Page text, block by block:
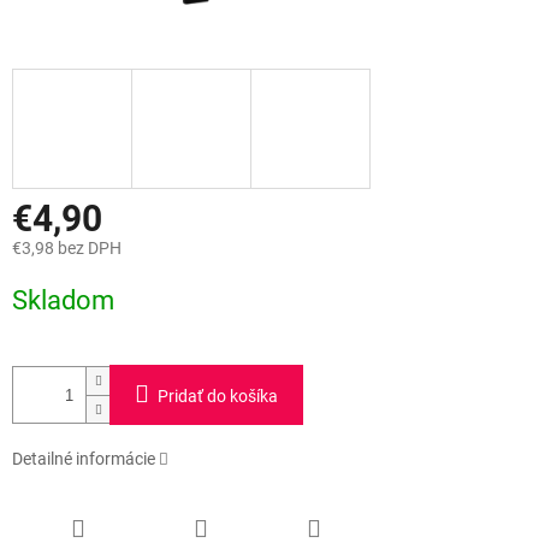
€4,90
€3,98 bez DPH
cena:
Skladom
Pridať do košíka
Detailné informácie